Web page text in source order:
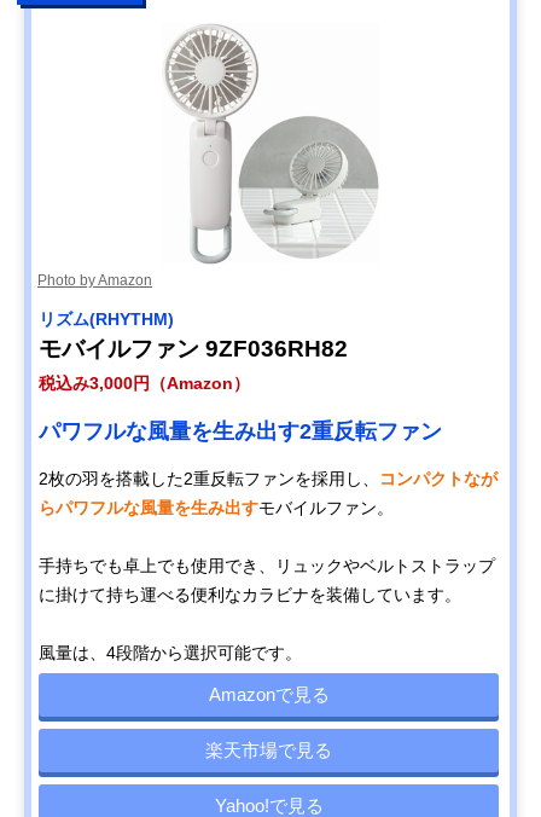
Photo by Amazon
リズム(RHYTHM)
モバイルファン 9ZF036RH82
税込み3,000円（Amazon）
パワフルな風量を生み出す2重反転ファン
2枚の羽を搭載した2重反転ファンを採用し、
コンパクトなが
らパワフルな風量を生み出すモバイルファン。
手持ちでも卓上でも使用でき、リュックやベルトストラップ
に掛けて持ち運べる便利なカラビナを装備しています。
風量は、4段階から選択可能です。
Amazonで見る
楽天市場で見る
Yahoo!で見る